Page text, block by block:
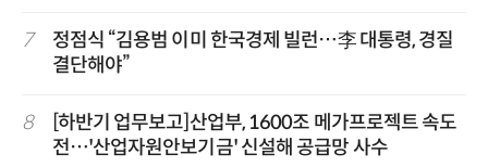
7
정점식 “김용범 이미 한국경제 빌런…李 대통령, 경질
결단해야”
8
[하반기 업무보고]산업부, 1600조 메가프로젝트 속도
전…'산업자원안보기금' 신설해 공급망 사수